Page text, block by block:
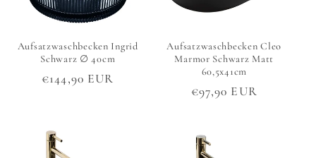
Aufsatzwaschbecken Ingrid
Schwarz ∅ 40cm
Normaler
€144,90 EUR
Aufsatzwaschbecken Cleo
Marmor Schwarz Matt
60,5x41cm
Normaler
€97,90 EUR